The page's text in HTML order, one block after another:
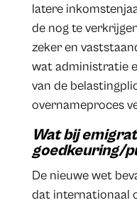
latere
de nog te
zeker en
wat administratie
van de
overnameproces
Wat bij
goedkeuring/
De nieuwe wet
dat internationaal